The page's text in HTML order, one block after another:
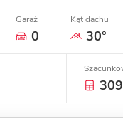
Garaż
0
Kąt dachu
30°